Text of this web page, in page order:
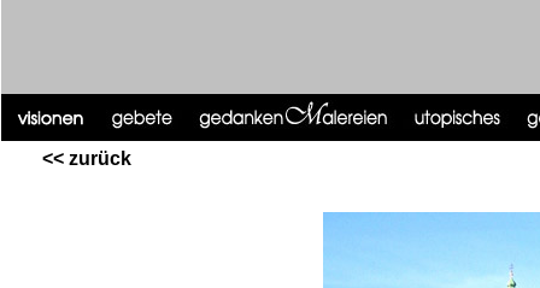
<< zurück